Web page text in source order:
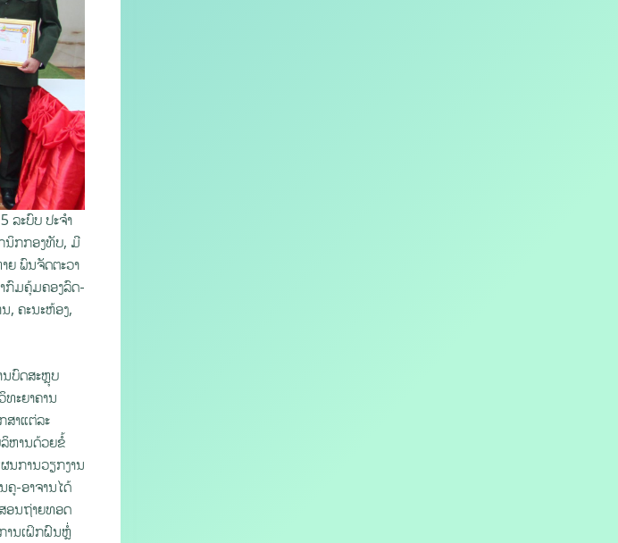
ລະບົບ ປະຈໍາ
ນິກກອງທັບ, ມີ
ຍ ພົນຈັດຕະວາ
ກົມຄຸ້ມຄອງລົດ-
, ຄະນະຫ້ອງ,
ນບົດສະຫຼຸບ
ະຍາຄານ
າແຕ່ລະ
ຫານດ້ວຍຂໍ້
ນການວຽກງານ
ຄູ-ອາຈານໄດ້
ອນຖ່າຍທອດ
ານເຝິກຝົນຫຼ່ໍ